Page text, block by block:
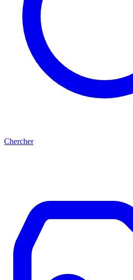
Chercher